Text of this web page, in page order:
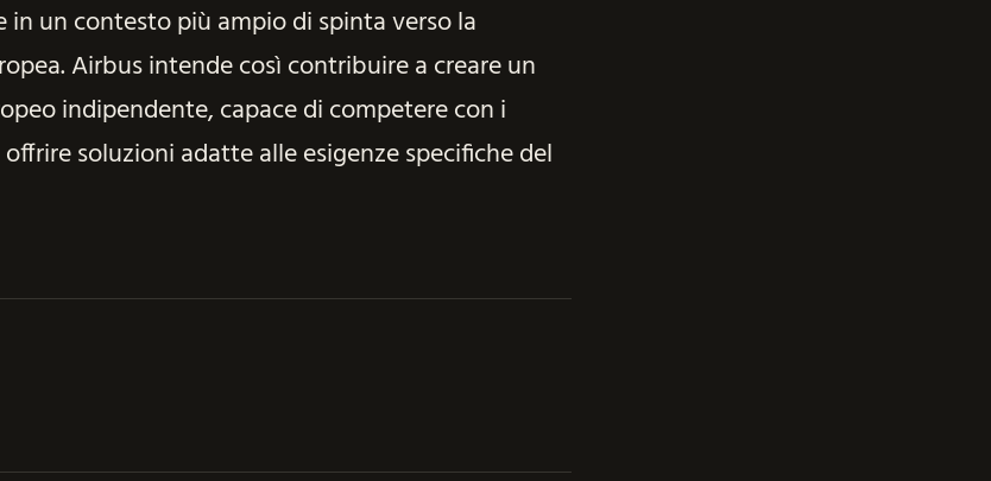
in un contesto più ampio di spinta verso la
Airbus intende così contribuire a creare un
indipendente, capace di competere con i
soluzioni adatte alle esigenze specifiche del